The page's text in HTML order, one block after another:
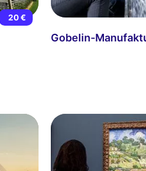
20 €
Gobelin-